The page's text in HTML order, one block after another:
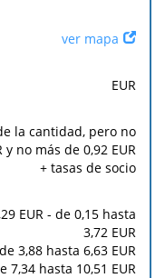
Tarifaver mapa
EUR
la cantidad, pero no
y no más de 0,92 EUR
+ tasas de socio
EUR - de 0,15 hasta
3,72 EUR
3,88 hasta 6,63 EUR
7,34 hasta 10,51 EUR